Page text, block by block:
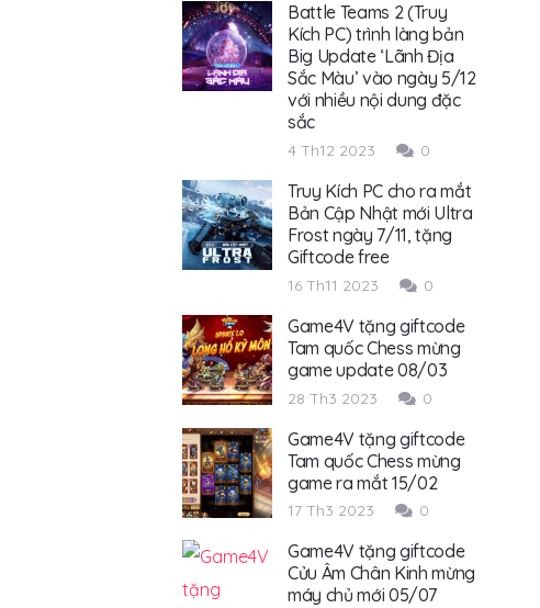
Battle Teams 2 (Truy
Kích PC) trình làng bản
Big Update ‘Lãnh Địa
Sắc Màu’ vào ngày 5/12
với nhiều nội dung đặc
sắc
4 Th12 2023 0
Truy Kích PC cho ra mắt
Bản Cập Nhật mới Ultra
Frost ngày 7/11, tặng
Giftcode free
16 Th11 2023 0
Game4V tặng giftcode
Tam quốc Chess mừng
game update 08/03
28 Th3 2023 0
Game4V tặng giftcode
Tam quốc Chess mừng
game ra mắt 15/02
17 Th3 2023 0
Game4V tặng giftcode
Cửu Âm Chân Kinh mừng
máy chủ mới 05/07